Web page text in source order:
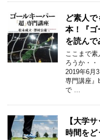
ど素人
本！『ゴ
を読んで
ここまで
ろうか・
2019年6月
専門講座
で …
【大学
時間を